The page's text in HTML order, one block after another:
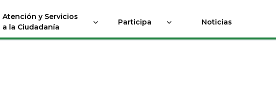
Atención y Servicios
a la Ciudadanía
Participa Noticias